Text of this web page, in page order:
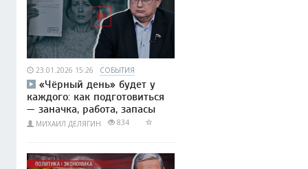
23.01.2026 15:26 СОБЫТИЯ
«Чёрный день» будет у
каждого: как подготовиться
— заначка, работа, запасы
МИХАИЛ ДЕЛЯГИН 834